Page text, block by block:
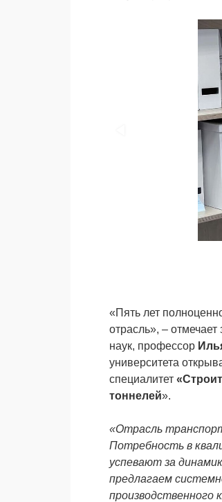
«Пять лет
отрасль», –
наук, профессор
университета
специалитет
тоннелей».
«Отрасль
Потребность в
успевают за
предлагаем
производственного